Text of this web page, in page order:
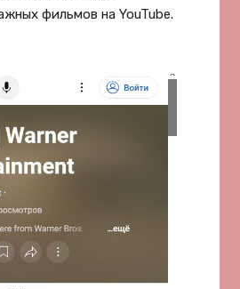
фильмов на YouTube.